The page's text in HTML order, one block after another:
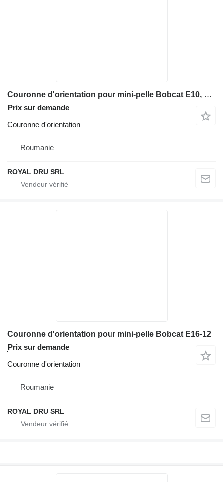
Couronne d'orientation pour mini-pelle Bobcat E10, E16, E17, E19, E20, E26, E32, E35, E45, E50, E55, E60, E80
Prix sur demande
Couronne d'orientation
Roumanie
ROYAL DRU SRL
Couronne d'orientation pour mini-pelle Bobcat E16-12
Prix sur demande
Couronne d'orientation
Roumanie
ROYAL DRU SRL